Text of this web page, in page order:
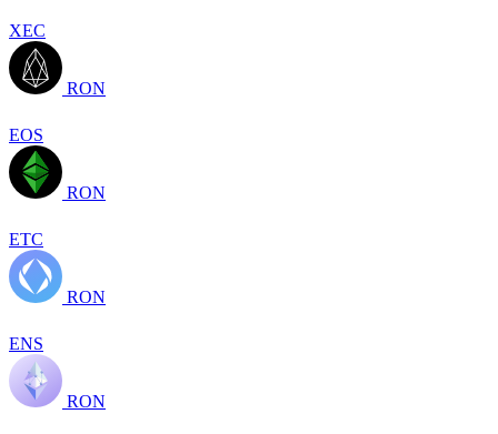
XEC
RON
EOS
RON
ETC
RON
ENS
RON